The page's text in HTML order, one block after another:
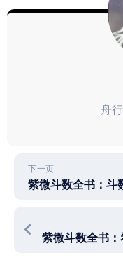
舟
下一页
紫微斗数全书：斗
紫微斗数全书